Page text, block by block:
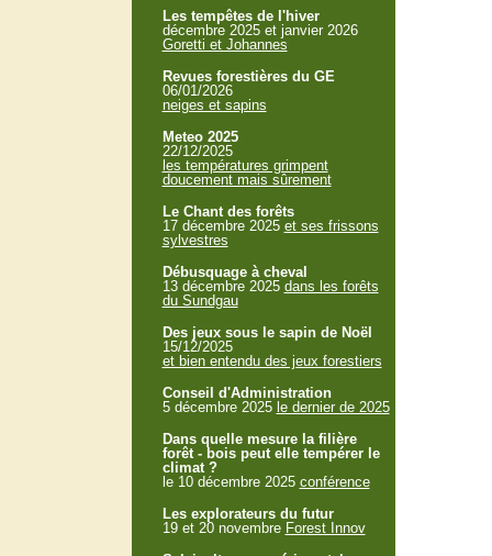
Les tempêtes de l'hiver
décembre 2025 et janvier 2026
Goretti et Johannes
Revues forestières du GE
06/01/2026
neiges et sapins
Meteo 2025
22/12/2025
les températures grimpent
doucement mais sûrement
Le Chant des forêts
17 décembre 2025 et ses frissons
sylvestres
Débusquage à cheval
13 décembre 2025 dans les forêts
du Sundgau
Des jeux sous le sapin de Noël
15/12/2025
et bien entendu des jeux forestiers
Conseil d'Administration
5 décembre 2025 le dernier de 2025
Dans quelle mesure la filière
forêt - bois peut elle tempérer le
climat ?
le 10 décembre 2025 conférence
Les explorateurs du futur
19 et 20 novembre Forest Innov